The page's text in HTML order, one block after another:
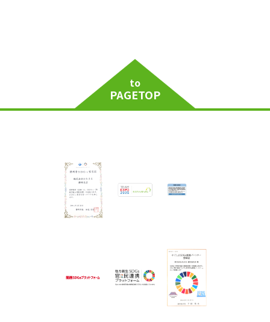
to
PAGETOP